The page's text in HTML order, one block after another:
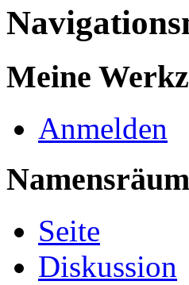
Meine
Anmelden
Seite
Diskussion